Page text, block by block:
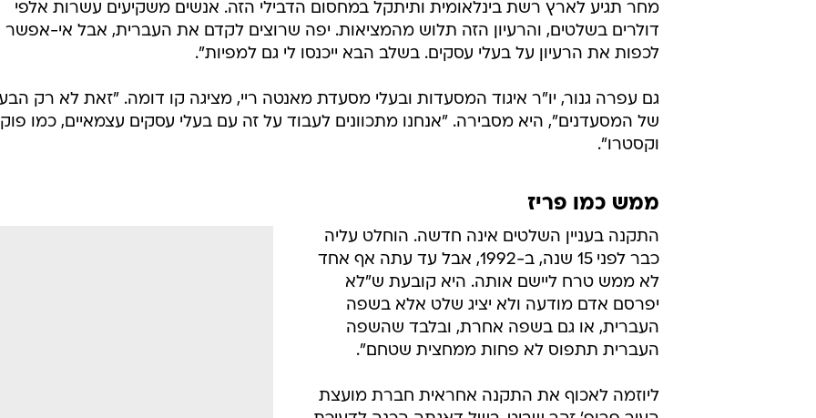
מחר תגיע לארץ רשת בינלאומית ותיתקל במחסום הדבילי הזה. אנשים משקיעים עשרות אלפי
דולרים בשלטים, והרעיון הזה תלוש מהמציאות. יפה שרוצים לקדם את העברית, אבל אי-אפשר
לכפות את הרעיון על בעלי עסקים. בשלב הבא ייכנסו לי גם למפיות".
גם עפרה גנור, יו"ר איגוד המסעדות ובעלי מסעדת מאנטה ריי, מציגה קו דומה. "זאת לא רק
של המסעדנים", היא מסבירה. "אנחנו מתכוונים לעבוד על זה עם בעלי עסקים עצמאיים, כמו
וקסטרו".
ממש כמו פריז
התקנה בעניין השלטים אינה חדשה. הוחלט עליה
כבר לפני 15 שנה, ב-1992, אבל עד עתה אף אחד
לא ממש טרח ליישם אותה. היא קובעת ש"לא
יפרסם אדם מודעה ולא יציג שלט אלא בשפה
העברית, או גם בשפה אחרת, ובלבד שהשפה
העברית תתפוס לא פחות ממחצית שטחם".
ליוזמה לאכוף את התקנה אחראית חברת מועצת